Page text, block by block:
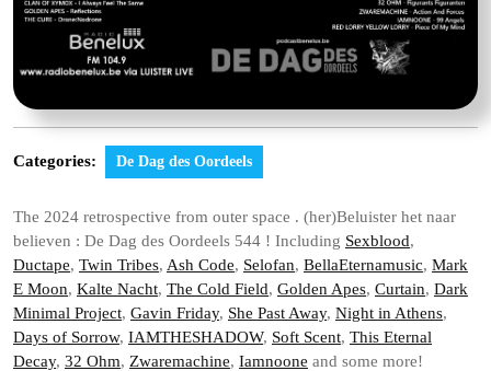
Categories: De Dag des Oordeels
The 2024 retrospective from outer space . (her)Beluister het naar
believen : De Dag des Oordeels 544 ! Including Sexblood,
Ductape, Twin Tribes, Ash Code, Selofan, BellaEternamusic, Mark
E Moon, Kalte Nacht, The Cold Field, Golden Apes, Curtain, Dark
Minimal Project, Gavin Friday, She Past Away, Night in Athens,
Days of Sorrow, IAMTHESHADOW, Soft Scent, This Eternal
Decay, 32 Ohm, Zwaremachine, Iamnoone and some more!